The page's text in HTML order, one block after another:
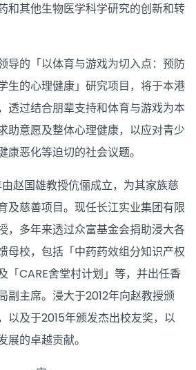
和其他生物医学科学研究的创新和转
导的「以体育与游戏为切入点：预防
生的心理健康」研究项目，将于本港
透过结合朋辈支持和体育与游戏为本
助意愿及整体心理健康，以应对青少
恶化等迫切的社会议题。
赵国雄教授伉俪成立，为其家族慈
及慈善项目。现任长江实业集团有限
，多年来透过众富基金会捐助浸大各
母校，包括「中药药效组分知识产权
「CARE舍堂村计划」等，并出任香
副主席。浸大于2012年向赵教授颁
以及于2015年颁发杰出校友奖，以
的卓越贡献。